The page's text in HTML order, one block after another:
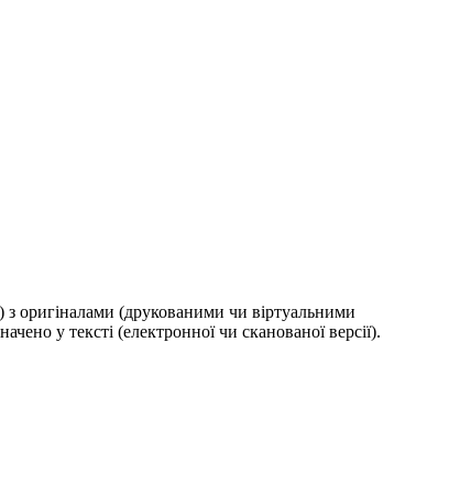
з оригіналами (друкованими чи віртуальними
у тексті (електронної чи сканованої версії).